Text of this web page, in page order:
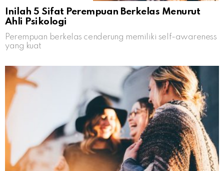
Inilah 5 Sifat Perempuan Berkelas Menurut
Ahli Psikologi
Perempuan berkelas cenderung memiliki self-awareness
yang kuat